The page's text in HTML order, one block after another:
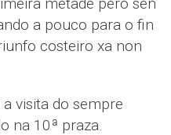
a pouco para o fin
costeiro xa non
visita do sempre
na 10ª praza.